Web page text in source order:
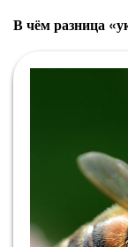
В чём разница